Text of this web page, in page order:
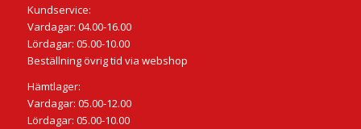
Kundservice:
Vardagar: 04.00-16.00
Lördagar: 05.00-10.00
Beställning övrig tid via webshop
Hämtlager:
Vardagar: 05.00-12.00
Lördagar: 05.00-10.00